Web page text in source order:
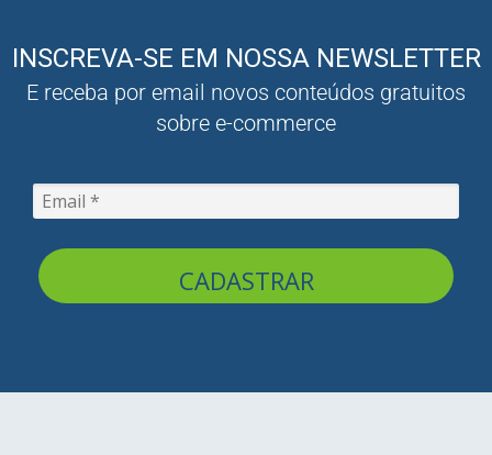
INSCREVA-SE EM NOSSA NEWSLETTER
E receba por email novos conteúdos gratuitos
sobre e-commerce
CADASTRAR